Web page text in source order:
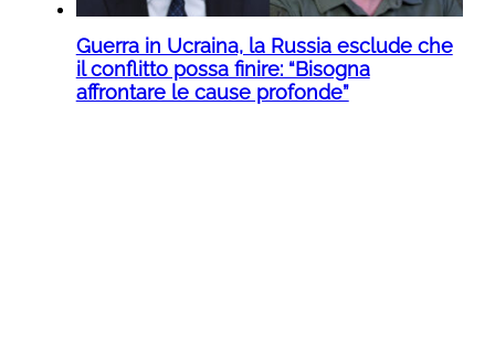
Guerra in Ucraina, la Russia esclude che
il conflitto possa finire: “Bisogna
affrontare le cause profonde”